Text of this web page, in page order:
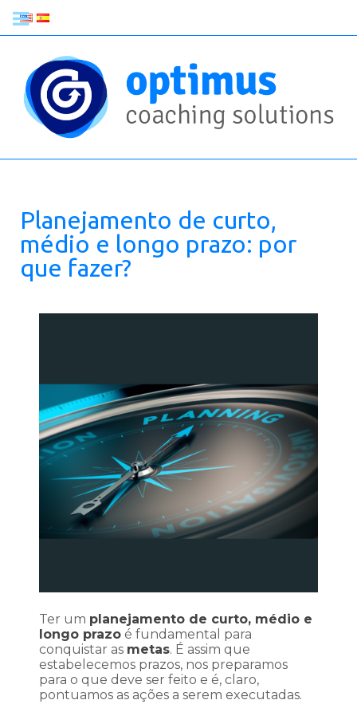
Planejamento de curto,
médio e longo prazo: por
que fazer?
Ter um planejamento de curto, médio e
longo prazo é fundamental para
conquistar as metas. É assim que
estabelecemos prazos, nos preparamos
para o que deve ser feito e é, claro,
pontuamos as ações a serem executadas.